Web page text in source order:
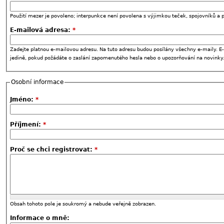
Použití mezer je povoleno; interpunkce není povolena s výjimkou teček, spojovníků a
E-mailová adresa: *
Zadejte platnou e-mailovou adresu. Na tuto adresu budou posílány všechny e-maily.
jedině, pokud požádáte o zaslání zapomenutého hesla nebo o upozorňování na novinky.
Osobní informace
Jméno: *
Příjmení: *
Proč se chci registrovat: *
Obsah tohoto pole je soukromý a nebude veřejně zobrazen.
Informace o mně: